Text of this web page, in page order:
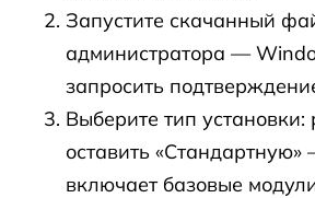
Запустите скачанный
администратора —
запросить
Выберите тип установки:
оставить
включает базовые